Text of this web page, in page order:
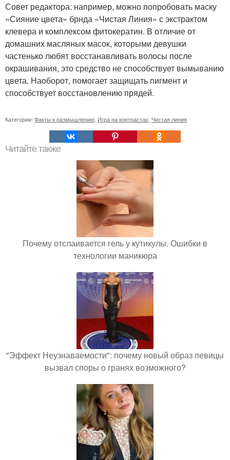
Совет редактора: например, можно попробовать маску
«Сияние цвета» брнда «Чистая Линия» с экстрактом
клевера и комплексом фитокератин. В отличие от
домашних масляных масок, которыми девушки
частенько любят восстанавливать волосы после
окрашивания, это средство не способствует вымыванию
цвета. Наоборот, помогает защищать пигмент и
способствует восстановлению прядей.
Категории: Факты к размышлению, Игра на контрастах, Чистая линия
Читайте также
Почему отслаивается гель у кутикулы. Ошибки в
технологии маникюра
"Эффект Неузнаваемости": почему новый образ певицы
вызвал споры о гранях возможного?